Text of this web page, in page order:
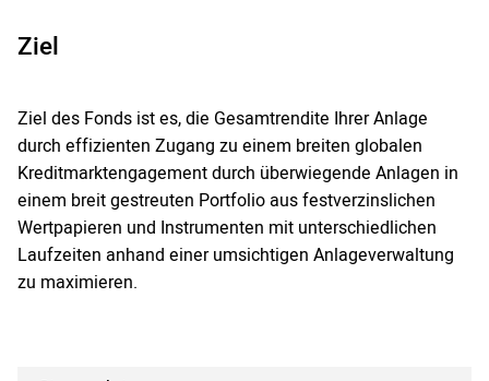
Ziel
Ziel des Fonds ist es, die Gesamtrendite Ihrer Anlage
durch effizienten Zugang zu einem breiten globalen
Kreditmarktengagement durch überwiegende Anlagen in
einem breit gestreuten Portfolio aus festverzinslichen
Wertpapieren und Instrumenten mit unterschiedlichen
Laufzeiten anhand einer umsichtigen Anlageverwaltung
zu maximieren.